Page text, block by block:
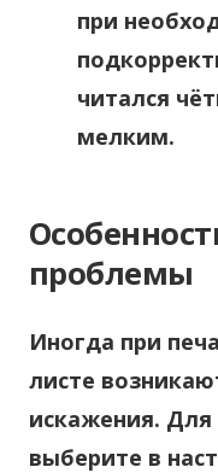
при
читался
мелким.
проблемы
Иногда при
листе
искажения.
выберите в